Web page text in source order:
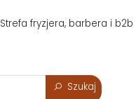
Strefa fryzjera, barbera i b2b
Szukaj